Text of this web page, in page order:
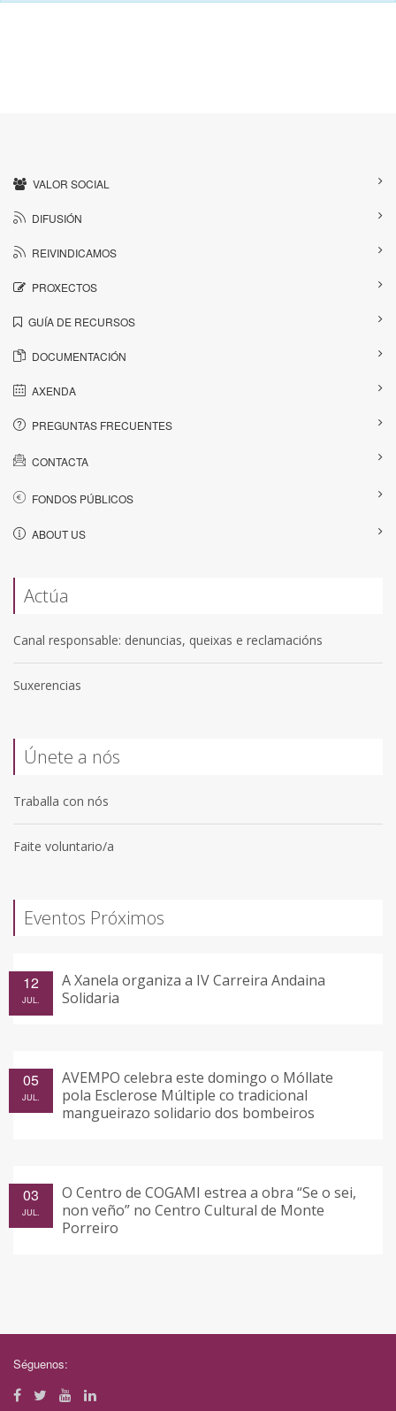
VALOR SOCIAL
DIFUSIÓN
REIVINDICAMOS
PROXECTOS
GUÍA DE RECURSOS
DOCUMENTACIÓN
AXENDA
PREGUNTAS FRECUENTES
CONTACTA
FONDOS PÚBLICOS
ABOUT US
Actúa
Canal responsable: denuncias, queixas e reclamacións
Suxerencias
Únete a nós
Traballa con nós
Faite voluntario/a
Eventos Próximos
A Xanela organiza a IV Carreira Andaina
Solidaria
12
JUL.
AVEMPO celebra este domingo o Móllate
pola Esclerose Múltiple co tradicional
mangueirazo solidario dos bombeiros
05
JUL.
O Centro de COGAMI estrea a obra “Se o sei,
non veño” no Centro Cultural de Monte
Porreiro
03
JUL.
Séguenos: